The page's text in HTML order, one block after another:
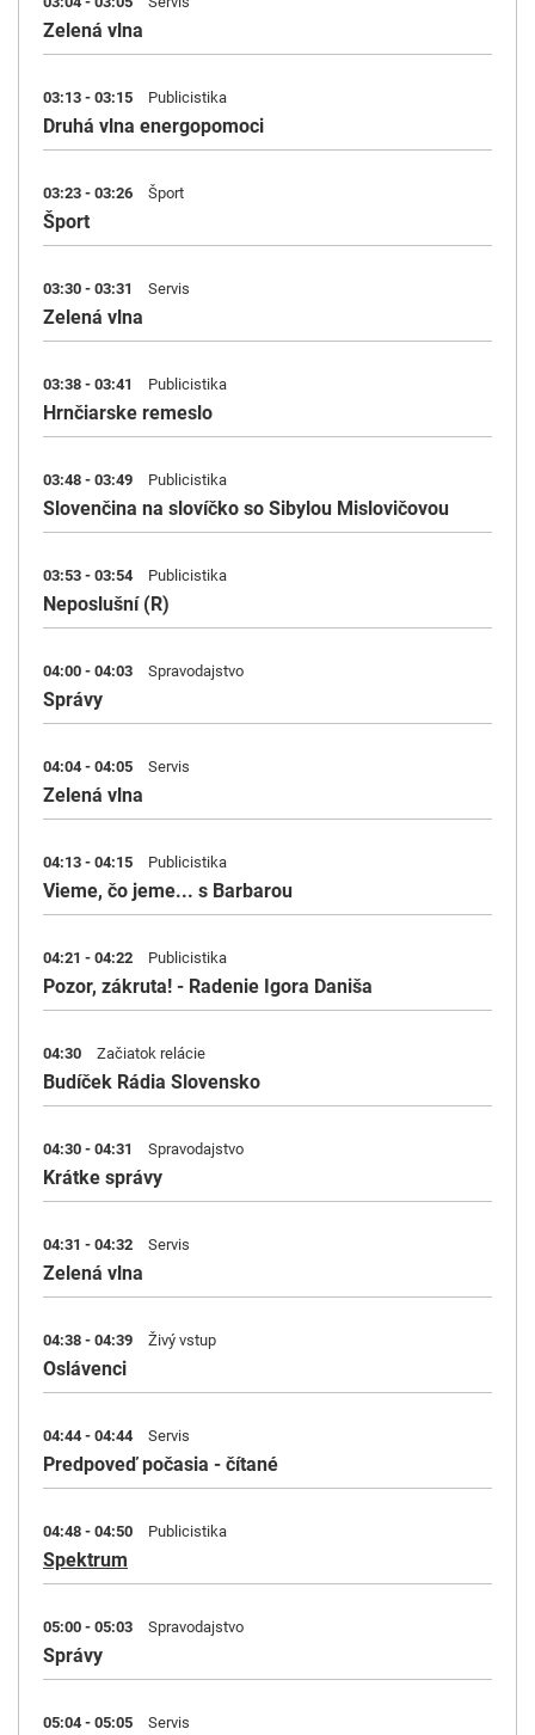
Zelená vlna
03:13 - 03:15 Publicistika
Druhá vlna energopomoci
03:23 - 03:26 Šport
Šport
03:30 - 03:31 Servis
Zelená vlna
03:38 - 03:41 Publicistika
Hrnčiarske remeslo
03:48 - 03:49 Publicistika
Slovenčina na slovíčko so Sibylou Mislovičovou
03:53 - 03:54 Publicistika
Neposlušní (R)
04:00 - 04:03 Spravodajstvo
Správy
04:04 - 04:05 Servis
Zelená vlna
04:13 - 04:15 Publicistika
Vieme, čo jeme... s Barbarou
04:21 - 04:22 Publicistika
Pozor, zákruta! - Radenie Igora Daniša
04:30 Začiatok relácie
Budíček Rádia Slovensko
04:30 - 04:31 Spravodajstvo
Krátke správy
04:31 - 04:32 Servis
Zelená vlna
04:38 - 04:39 Živý vstup
Oslávenci
04:44 - 04:44 Servis
Predpoveď počasia - čítané
04:48 - 04:50 Publicistika
Spektrum
05:00 - 05:03 Spravodajstvo
Správy
05:04 - 05:05 Servis